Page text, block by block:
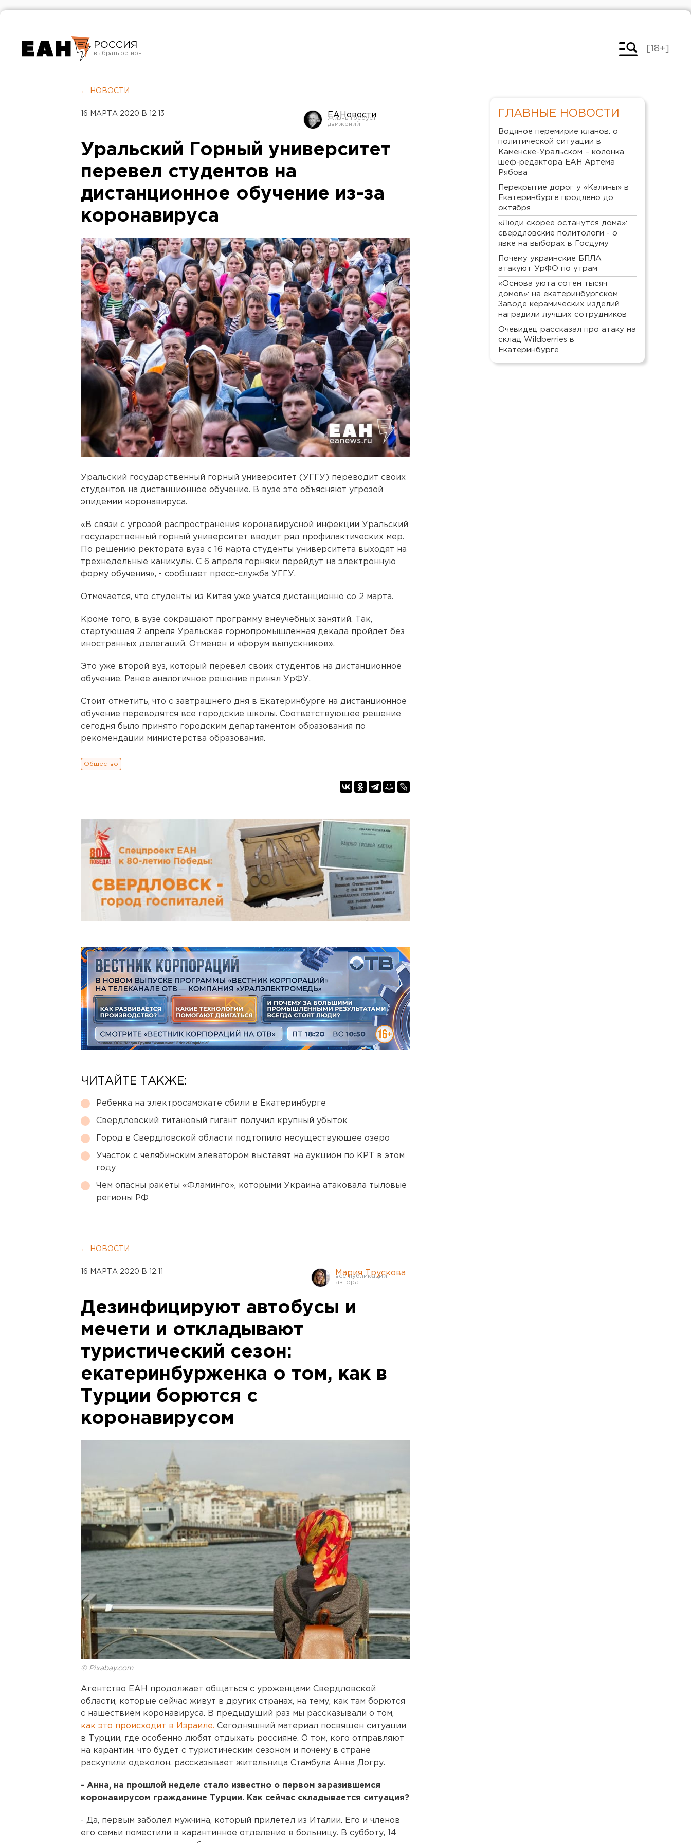
РОССИЯ
Челябинск
[18+]
← НОВОСТИ
16 МАРТА 2020 В 12:13 ЕАНовости
Уральский Горный университет
перевел студентов на
дистанционное обучение из-за
коронавируса
Уральский государственный горный университет (УГГУ) переводит своих
студентов на дистанционное обучение. В вузе это объясняют угрозой
эпидемии коронавируса.
«В связи с угрозой распространения коронавирусной инфекции Уральский
государственный горный университет вводит ряд профилактических мер.
По решению ректората вуза с 16 марта студенты университета выходят на
трехнедельные каникулы. С 6 апреля горняки перейдут на электронную
форму обучения», - сообщает пресс-служба УГГУ.
Отмечается, что студенты из Китая уже учатся дистанционно со 2 марта.
Кроме того, в вузе сокращают программу внеучебных занятий. Так,
стартующая 2 апреля Уральская горнопромышленная декада пройдет без
иностранных делегаций. Отменен и «форум выпускников».
Это уже второй вуз, который перевел своих студентов на дистанционное
обучение. Ранее аналогичное решение принял УрФУ.
Стоит отметить, что с завтрашнего дня в Екатеринбурге на дистанционное
обучение переводятся все городские школы. Соответствующее решение
сегодня было принято городским департаментом образования по
рекомендации министерства образования.
Общество
ЧИТАЙТЕ ТАКЖЕ:
Ребенка на электросамокате сбили в Екатеринбурге
Свердловский титановый гигант получил крупный убыток
Город в Свердловской области подтопило несуществующее озеро
Участок с челябинским элеватором выставят на аукцион по КРТ в этом
году
Чем опасны ракеты «Фламинго», которыми Украина атаковала тыловые
регионы РФ
← НОВОСТИ
16 МАРТА 2020 В 12:11 Мария Трускова
Дезинфицируют автобусы и
мечети и откладывают
туристический сезон:
екатеринбурженка о том, как в
Турции борются с
коронавирусом
© Pixabay.com
Агентство ЕАН продолжает общаться с уроженцами Свердловской
области, которые сейчас живут в других странах, на тему, как там борются
с нашествием коронавируса. В предыдущий раз мы рассказывали о том,
как это происходит в Израиле. Сегодняшний материал посвящен ситуации
в Турции, где особенно любят отдыхать россияне. О том, кого отправляют
на карантин, что будет с туристическим сезоном и почему в стране
раскупили одеколон, рассказывает жительница Стамбула Анна Догру.
- Анна, на прошлой неделе стало известно о первом заразившемся
коронавирусом гражданине Турции. Как сейчас складывается ситуация?
- Да, первым заболел мужчина, который прилетел из Италии. Его и членов
его семьи поместили в карантинное отделение в больницу. В субботу, 14
ГЛАВНЫЕ НОВОСТИ
Водяное перемирие кланов: о
политической ситуации в
Каменске-Уральском – колонка
шеф-редактора ЕАН Артема
Рябова
Перекрытие дорог у «Калины» в
Екатеринбурге продлено до
октября
«Люди скорее останутся дома»:
свердловские политологи - о
явке на выборах в Госдуму
Почему украинские БПЛА
атакуют УрФО по утрам
«Основа уюта сотен тысяч
домов»: на екатеринбургском
Заводе керамических изделий
наградили лучших сотрудников
Очевидец рассказал про атаку на
склад Wildberries в
Екатеринбурге